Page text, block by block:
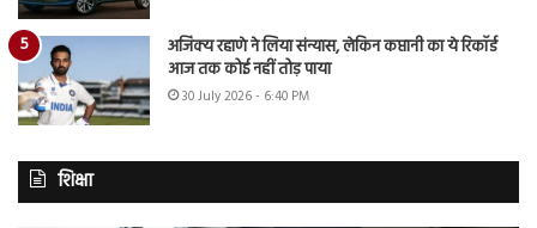
अजिंक्य रहाणे ने लिया संन्यास, लेकिन कप्तानी का ये रिकॉर्ड
आज तक कोई नहीं तोड़ पाया
30 July 2026 - 6:40 PM
शिक्षा